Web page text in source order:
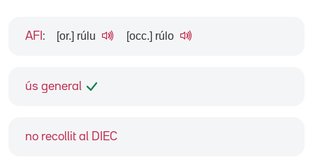
ús general
no recollit al DIEC
AFI : [or.] rúlu [occ.] rúlo